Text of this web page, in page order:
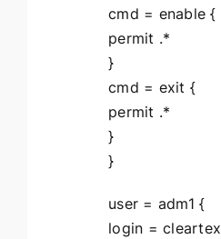
cmd = enable {
permit .*
}
cmd = exit {
permit .*
}
}
user = adm1 {
login =